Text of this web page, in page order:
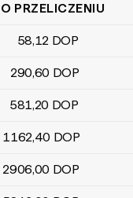
dominikańskiego
PRZELICZENIU
58,12 DOP
290,60 DOP
581,20 DOP
1162,40 DOP
2906,00 DOP